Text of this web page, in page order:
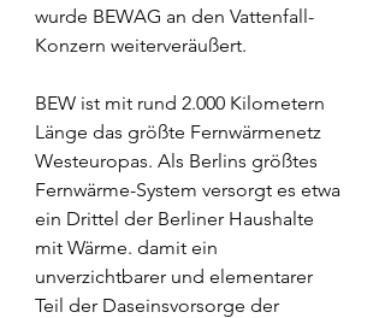
wurde BEWAG an den Vattenfall-
Konzern weiterveräußert.
BEW ist mit rund 2.000 Kilometern
Länge das größte Fernwärmenetz
Westeuropas. Als Berlins größtes
Fernwärme-System versorgt es etwa
ein Drittel der Berliner Haushalte
mit Wärme. damit ein
unverzichtbarer und elementarer
Teil der Daseinsvorsorge der